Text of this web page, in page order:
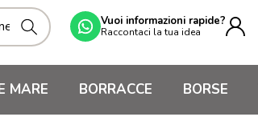
Vuoi informazioni rapide?
Raccontaci la tua idea
MARE BORRACCE BORSE